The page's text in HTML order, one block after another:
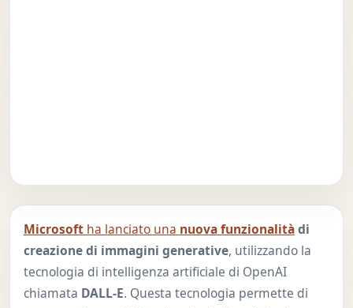
Microsoft ha lanciato una nuova funzionalitàdi
creazione di immagini generative, utilizzando la
tecnologia di intelligenza artificiale di OpenAI
chiamata DALL-E. Questa tecnologia permette di